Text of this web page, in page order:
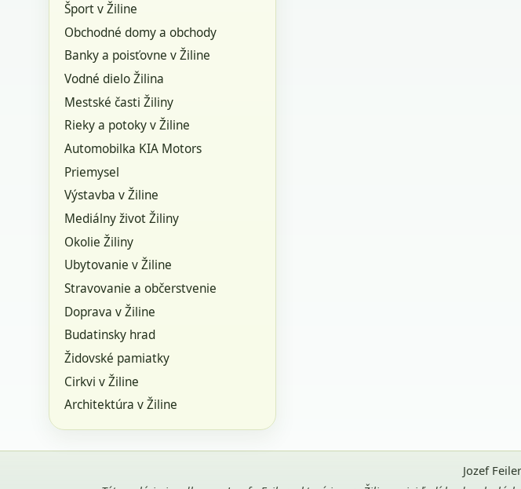
Šport v Žiline
Obchodné domy a obchody
Banky a poisťovne v Žiline
Vodné dielo Žilina
Mestské časti Žiliny
Rieky a potoky v Žiline
Automobilka KIA Motors
Priemysel
Výstavba v Žiline
Mediálny život Žiliny
Okolie Žiliny
Ubytovanie v Žiline
Stravovanie a občerstvenie
Doprava v Žiline
Budatinsky hrad
Židovské pamiatky
Cirkvi v Žiline
Architektúra v Žiline
Jozef